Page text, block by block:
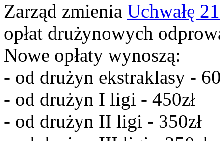
Zarząd zmienia Uchwałę
opłat drużynowych
Nowe opłaty wynoszą:
- od drużyn ekstraklasy -
- od drużyn I ligi - 450zł
- od drużyn II ligi - 350zł